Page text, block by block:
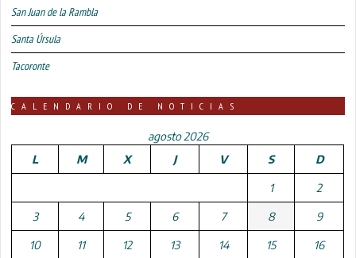
San Juan de la Rambla
Santa Úrsula
Tacoronte
CALENDARIO DE NOTICIAS
agosto 2026
L
M X J V S D
1 2
3 4 5 6 7 8 9
10 11 12 13 14 15 16